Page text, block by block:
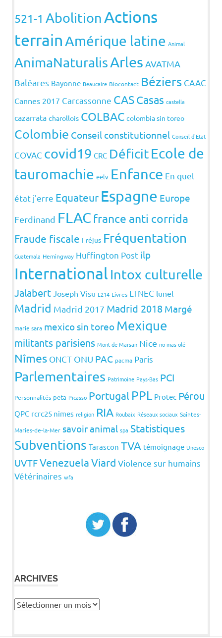
521-1 AbolitionActions
terrainAmérique latine Animal
AnimaNaturalisArles AVATMA
Baléares Bayonne Beaucaire Biocontact Béziers CAAC
Cannes 2017 Carcassonne CASCasas castella
cazarrata charollois COLBAC colombia sin toreo
Colombie Conseil constitutionnel Conseil d'Etat
COVAC covid19 CRC DéficitEcole de
tauromachie eelv Enfance En quel
état j'erre Equateur Espagne Europe
Ferdinand FLAC france anti corrida
Fraude fiscale Fréjus Fréquentation
Guatemala Hemingway Huffington Post ilp
International Intox culturelle
Jalabert Joseph Visu L214 Livres LTNEC lunel
Madrid Madrid 2017 Madrid 2018 Margé
marie sara mexico sin toreo Mexique
militants parisiens Mont-de-Marsan Nice no mas olé
Nîmes ONCT ONU PAC pacma Paris
Parlementaires Patrimoine Pays-Bas PCI
Personnalités peta Picasso Portugal PPL Protec Pérou
QPC rcrc25 nimes religion RIA Roubaix Réseaux sociaux Saintes-
Maries-de-la-Mer savoir animal spa Statistiques
Subventions Tarascon TVA témoignage Unesco
UVTFVenezuelaViard Violence sur humains
Vétérinaires wfa
ARCHIVES
Archives